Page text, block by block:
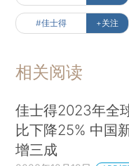
#佳士得 +关注
相关阅读
佳士得2023年全
比下降25% 中国
增三成